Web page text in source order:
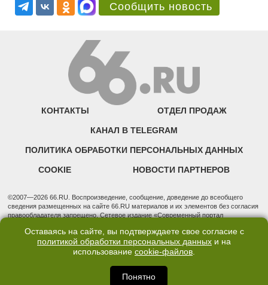
Сообщить новость
КОНТАКТЫ ОТДЕЛ ПРОДАЖ
КАНАЛ В TELEGRAM
ПОЛИТИКА ОБРАБОТКИ ПЕРСОНАЛЬНЫХ ДАННЫХ
COOKIE НОВОСТИ ПАРТНЕРОВ
©2007—2026 66.RU. Воспроизведение, сообщение, доведение до всеобщего
сведения размещенных на сайте 66.RU материалов и их элементов без согласия
правообладателя запрещено. Сетевое издание «Современный портал
надзору в сфере связи, информационных технологий и массовых коммуникаций
(Роскомнадзор). Регистрационный номер ЭЛ № ФС 77 - 76634 от 02.09.2019
Учредитель: Общество с ограниченной ответственностью "66.ру". Юридический
3, оф. 7015 Фактический адрес редакции и отдела продаж: 620014, Свердловская
обл., г. Екатеринбург, ул. Бориса Ельцина, д. 3, оф. 7015, +7 (343) 288-50-66
Оставаясь на сайте, вы подтверждаете свое согласие с
политикой обработки персональных данных и на
использование cookie-файлов.
Понятно